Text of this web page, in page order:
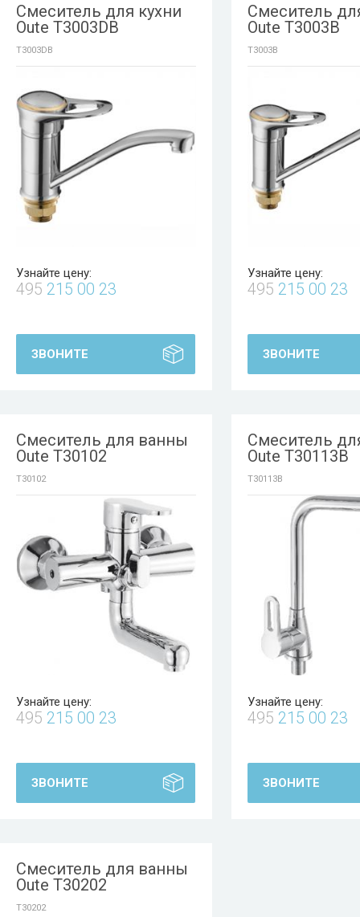
Смеситель для кухни
Oute T3003DB
T3003DB
Узнайте цену:
495 215 00 23
ЗВОНИТЕ
Смеситель
Oute T3003B
T3003B
Узнайте цену:
495 215 00 23
ЗВОНИТЕ
Смеситель для ванны
Oute T30102
T30102
Узнайте цену:
495 215 00 23
ЗВОНИТЕ
Смеситель
Oute T30113B
T30113B
Узнайте цену:
495 215 00 23
ЗВОНИТЕ
Смеситель для ванны
Oute T30202
T30202